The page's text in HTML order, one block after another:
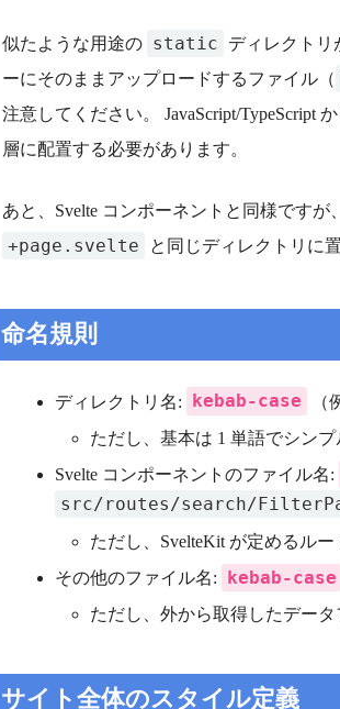
似たような用途の static ディレクトリ
ーにそのままアップロードするファイル（
注意してください。 JavaScript/TypeScript
層に配置する必要があります。
あと、Svelte コンポーネントと同様です
+page.svelte と同じディレクトリに
命名規則
ディレクトリ名: kebab-case （
ただし、基本は 1 単語でシン
Svelte コンポーネントのファイル名:
src/routes/search/
ただし、SvelteKit が定めるルー
その他のファイル名:
kebab-case
ただし、外から取得したデー
サイト全体のスタイル定義